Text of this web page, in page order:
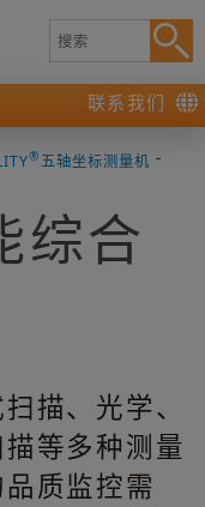
联系我们
®五轴坐标测量机 -
综合
描、光学、
等多种测量
质监控需